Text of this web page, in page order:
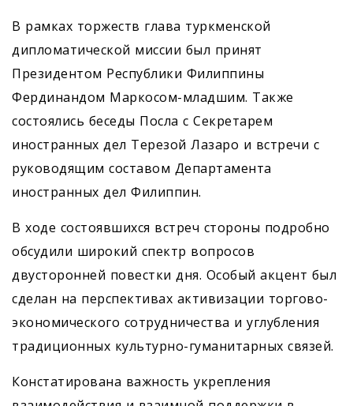
В рамках торжеств глава туркменской
дипломатической миссии был принят
Президентом Республики Филиппины
Фердинандом Маркосом-младшим. Также
состоялись беседы Посла с Секретарем
иностранных дел Терезой Лазаро и встречи с
руководящим составом Департамента
иностранных дел Филиппин.
В ходе состоявшихся встреч стороны подробно
обсудили широкий спектр вопросов
двусторонней повестки дня. Особый акцент был
сделан на перспективах активизации торгово-
экономического сотрудничества и углубления
традиционных культурно-гуманитарных связей.
Констатирована важность укрепления